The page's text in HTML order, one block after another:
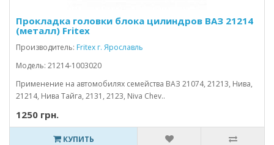
Прокладка головки блока цилиндров ВАЗ 21214
(металл) Fritex
Производитель: Fritex г. Ярославль
Модель: 21214-1003020
Применение на автомобилях семейства ВАЗ 21074, 21213, Нива,
21214, Нива Тайга, 2131, 2123, Niva Chev..
1250 грн.
КУПИТЬ